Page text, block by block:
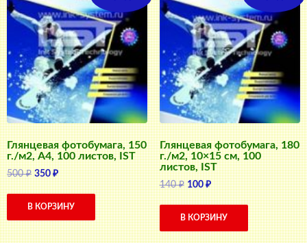
Глянцевая фотобумага, 150
г./м2, A4, 100 листов, IST
500₽ Первоначальная
цена
350₽Текущая
цена:
В КОРЗИНУ
Глянцевая фотобумага, 180
г./м2, 10×15 см, 100
листов, IST
140₽ Первоначальная
цена
100₽Текущая
цена:
В КОРЗИНУ